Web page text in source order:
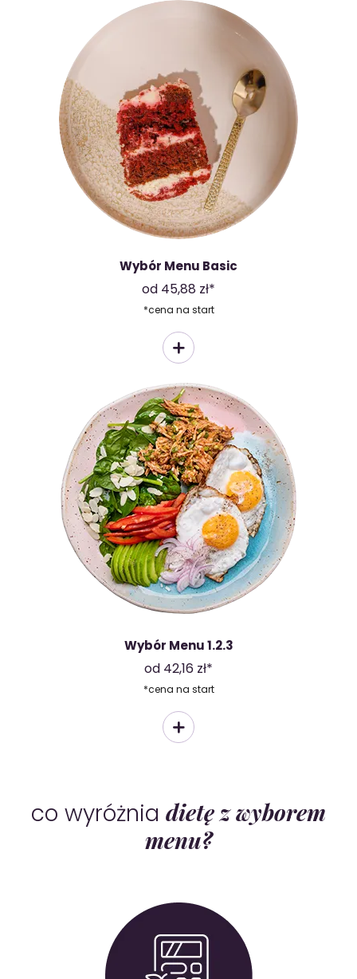
Wybór Menu Basic
od 45,88 zł*
*cena na start
Wybór Menu 1.2.3
od 42,16 zł*
*cena na start
co wyróżnia dietę z wyborem
menu?